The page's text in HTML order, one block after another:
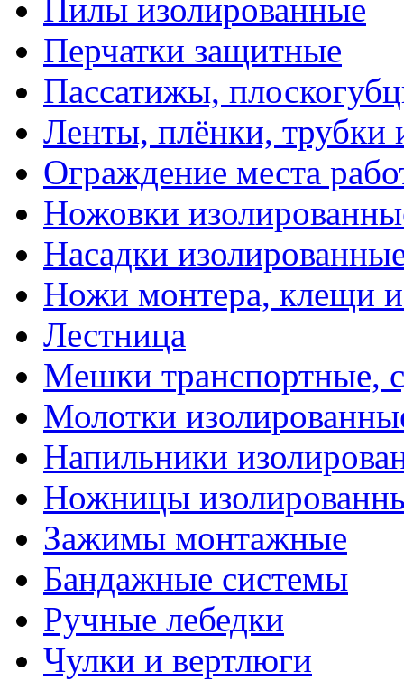
Пилы изолированные
Перчатки защитные
Пассатижы,
Ленты, плёнки, трубки
Ограждение места
Ножовки
Насадки
Ножи монтера, клещи
Лестница
Мешки транспортные,
Молотки
Напильники
Ножницы
Зажимы монтажные
Бандажные системы
Ручные лебедки
Чулки и вертлюги